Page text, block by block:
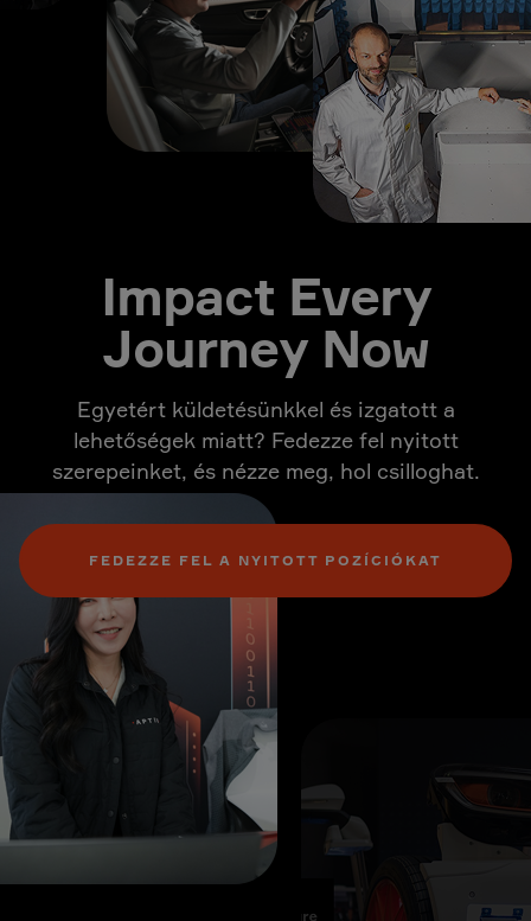
Impact Every
Journey Now
Egyetért küldetésünkkel és izgatott a
lehetőségek miatt? Fedezze fel nyitott
szerepeinket, és nézze meg, hol csilloghat.
FEDEZZE FEL A NYITOTT POZÍCIÓKAT